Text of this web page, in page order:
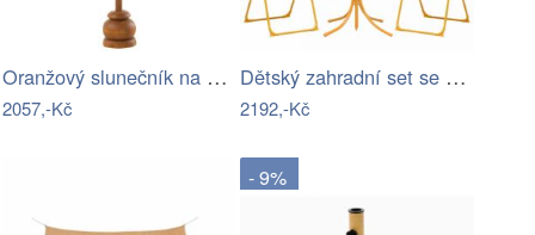
Oranžový slunečník na stůl s třásněmi a…
2057,-Kč
Dětský zahradní set se slunečníkem…
2192,-Kč
- 9%